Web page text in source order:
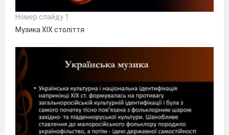
Номер слайду 1
Музика XIX століття